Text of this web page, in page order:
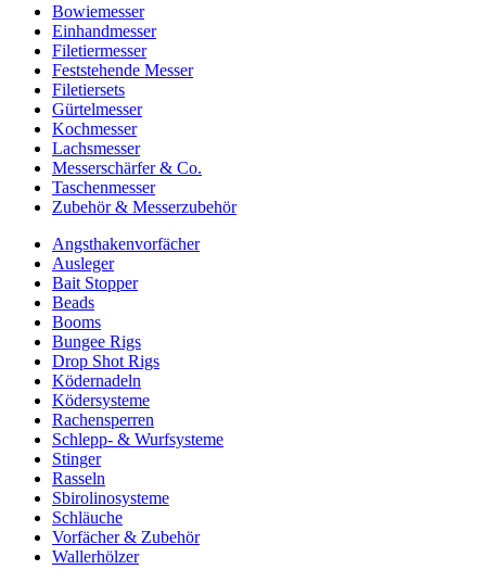
Bowiemesser
Einhandmesser
Filetiermesser
Feststehende Messer
Filetiersets
Gürtelmesser
Kochmesser
Lachsmesser
Messerschärfer & Co.
Taschenmesser
Zubehör & Messerzubehör
Angsthakenvorfächer
Ausleger
Bait Stopper
Beads
Booms
Bungee Rigs
Drop Shot Rigs
Ködernadeln
Ködersysteme
Rachensperren
Schlepp- & Wurfsysteme
Stinger
Rasseln
Sbirolinosysteme
Schläuche
Vorfächer & Zubehör
Wallerhölzer